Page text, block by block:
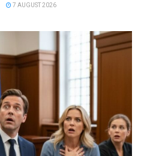
7 AUGUST 2026